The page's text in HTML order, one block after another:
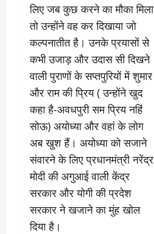
लिए जब कुछ करने का मौका मिला
तो उन्होंने वह कर दिखाया जो
कल्पनातीत है। उनके प्रयासों से
कभी उजाड़ और उदास सी दिखने
वाली पुराणों के सप्तपुरियों में शुमार
और राम की प्रिय ( उन्होंने खुद
कहा है-अवधपुरी सम प्रिय नहिं
सोऊ) अयोध्या और वहां के लोग
अब खुश हैं। अयोध्या को सजाने
संवारने के लिए प्रधानमंत्री नरेंद्र
मोदी की अगुआई वाली केंद्र
सरकार और योगी की प्रदेश
सरकार ने खजाने का मुंह खोल
दिया है।